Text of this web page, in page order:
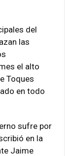
del
las
el alto
Toques
en todo
sufre por
en la
Jaime